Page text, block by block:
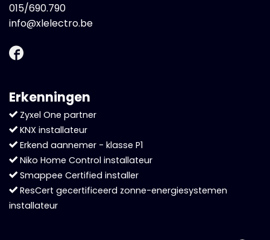
015/690.790
info@xlelectro.be
Erkenningen
Zyxel One partner
KNX installateur
Erkend aannemer - klasse P1
Niko Home Control installateur
Smappee Certified installer
ResCert gecertificeerd zonne-energiesystemen
installateur